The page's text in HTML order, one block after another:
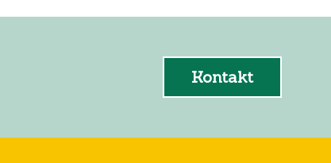
Kontakt